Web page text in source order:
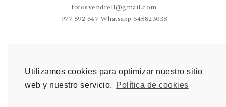
Utilizamos cookies para optimizar nuestro sitio
web y nuestro servicio.
Política de cookies
fotosvendrell@gmail.com
977 592 647 Whatsapp 645823038
photovalls@gmail.com
977 600 904 Whatsapp 648 907 489